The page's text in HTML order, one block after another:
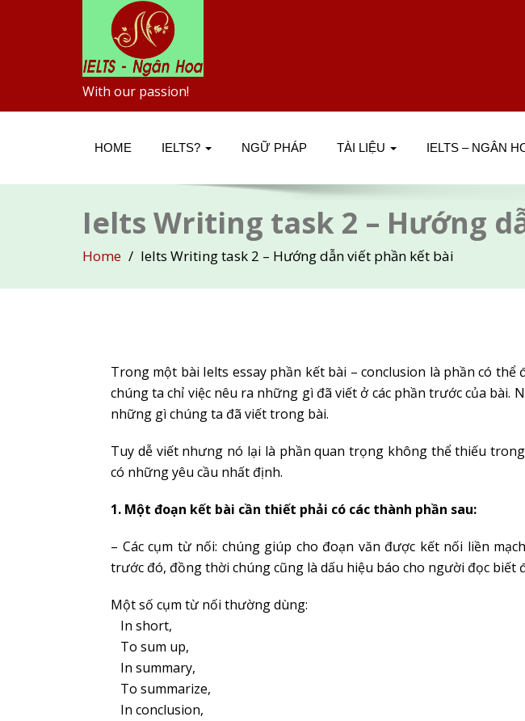
With our passion!
HOME IELTS? NGỮ PHÁP TÀI LIỆU IELTS – NGÂN
Ielts Writing task 2 – Hướng
Home Ielts Writing task 2 – Hướng dẫn viết phần kết bài
Trong một bài Ielts essay phần kết bài – conclusion là phần có thể
chúng ta chỉ việc nêu ra những gì đã viết ở các phần trước của bài.
những gì chúng ta đã viết trong bài.
Tuy dễ viết nhưng nó lại là phần quan trọng không thể thiếu
có những yêu cầu nhất định.
1. Một đoạn kết bài cần thiết phải có các thành phần sau:
– Các cụm từ nối: chúng giúp cho đoạn văn được kết nối liền
trước đó, đồng thời chúng cũng là dấu hiệu báo cho người đọc biết
Một số cụm từ nối thường dùng:
In short,
To sum up,
In summary,
To summarize,
In conclusion,